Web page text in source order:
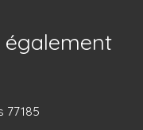
également